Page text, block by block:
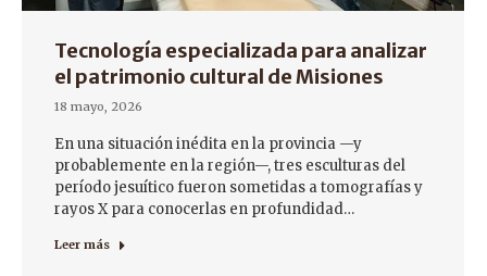
Tecnología especializada para analizar
el patrimonio cultural de Misiones
18 mayo, 2026
En una situación inédita en la provincia —y
probablemente en la región—, tres esculturas del
período jesuítico fueron sometidas a tomografías y
rayos X para conocerlas en profundidad…
Leer más